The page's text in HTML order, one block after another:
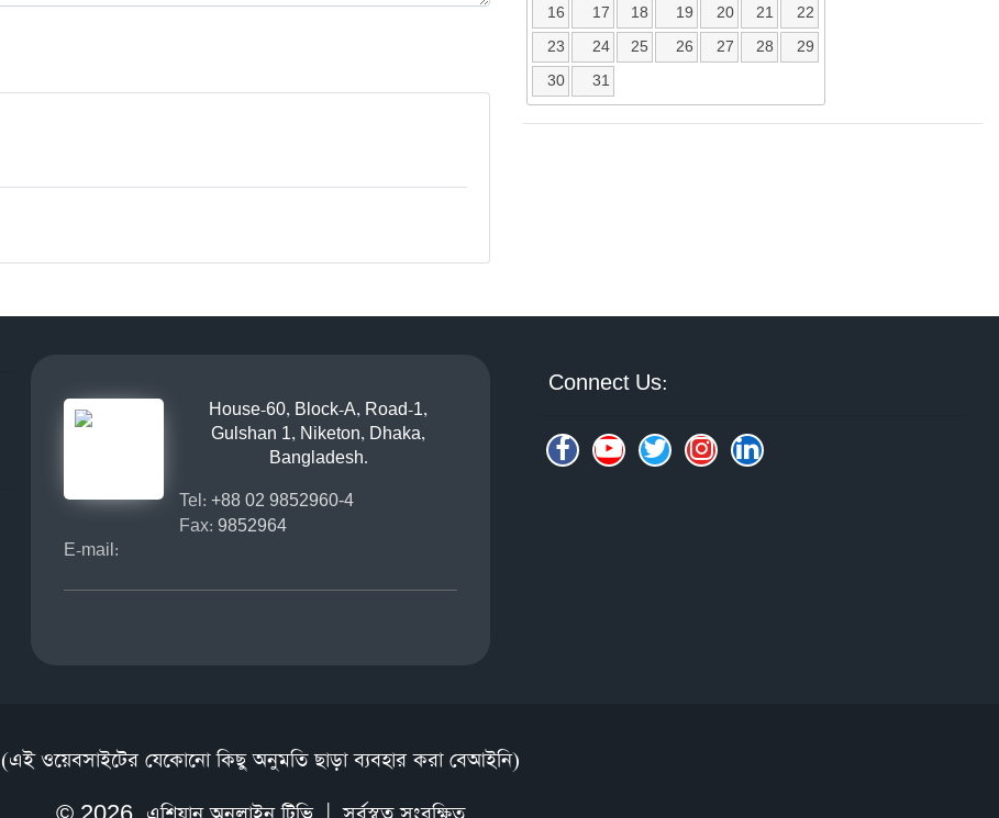
16
17 18 19 20 21
22
23
24 25 26 27 28
29
30
31
House-60, Block-A, Road-1,
Gulshan 1, Niketon, Dhaka,
Bangladesh.
Tel: +88 02 9852960-4
Fax: 9852964
E-mail:
Connect Us:
(এই ওয়েবসাইটের যেকোনো কিছু অনুমতি ছাড়া ব্যবহার করা বেআইনি)